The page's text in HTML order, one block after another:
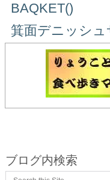
BAQKET()
箕面デニッシ
ブログ内検索